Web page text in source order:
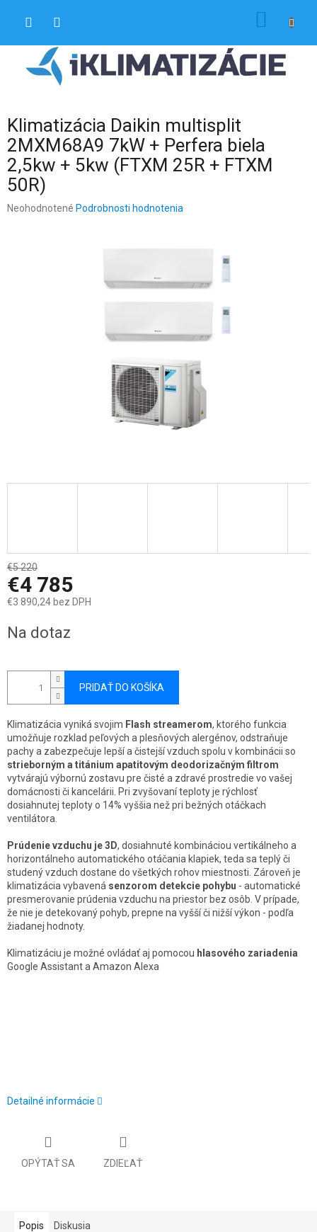
Klimatizácia Daikin multisplit
2MXM68A9 7kW + Perfera biela
2,5kw + 5kw (FTXM 25R + FTXM
50R)
Priemerné
Neohodnotené Podrobnosti hodnotenia
€5 220
€4 785
€3 890,24 bez DPH
cena:
Na dotaz
PRIDAŤ DO KOŠÍKA
Klimatizácia vyniká svojim Flash streamerom, ktorého funkcia
umožňuje rozklad peľových a plesňových alergénov, odstraňuje
pachy a zabezpečuje lepší a čistejší vzduch spolu v kombinácii so
strieborným a titánium apatitovým deodorizačným filtrom
vytvárajú výbornú zostavu pre čisté a zdravé prostredie vo vašej
domácnosti či kancelárii. Pri zvyšovaní teploty je rýchlosť
dosiahnutej teploty o 14% vyššia než pri bežných otáčkach
ventilátora.
Prúdenie vzduchu je 3D, dosiahnuté kombináciou vertikálneho a
horizontálneho automatického otáčania klapiek, teda sa teplý či
studený vzduch dostane do všetkých rohov miestnosti. Zároveň je
klimatizácia vybavená senzorom detekcie pohybu - automatické
presmerovanie prúdenia vzduchu na priestor bez osôb. V prípade,
že nie je detekovaný pohyb, prepne na vyšší či nižší výkon - podľa
žiadanej hodnoty.
Klimatizáciu je možné ovládať aj pomocou hlasového zariadenia
Google Assistant a Amazon Alexa
Detailné informácie
OPÝTAŤ SA ZDIEĽAŤ
Popis Diskusia